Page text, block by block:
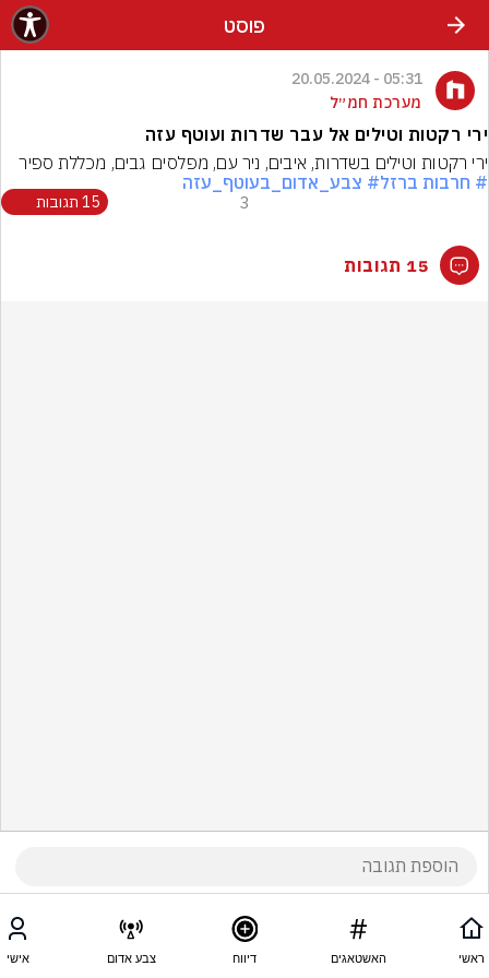
פוסט
05:31 - 20.05.2024
מערכת חמ״ל
ירי רקטות וטילים אל עבר שדרות ועוטף עזה
ירי רקטות וטילים בשדרות, איבים, ניר עם, מפלסים גבים, מכללת ספיר
# חרבות ברזל# צבע_אדום_בעוטף_עזה
3 15 תגובות
15 תגובות
ראשי האשטאגים דיווח צבע אדום אישי